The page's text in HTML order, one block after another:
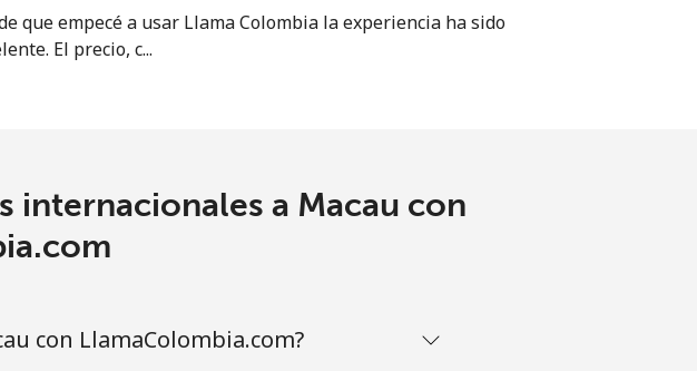
47 min por ⁦$5⁩
15 min por ⁦$5⁩
que empecé a usar Llama Colombia la experiencia ha sido
El precio, c...
internacionales a Macau con
con LlamaColombia.com?